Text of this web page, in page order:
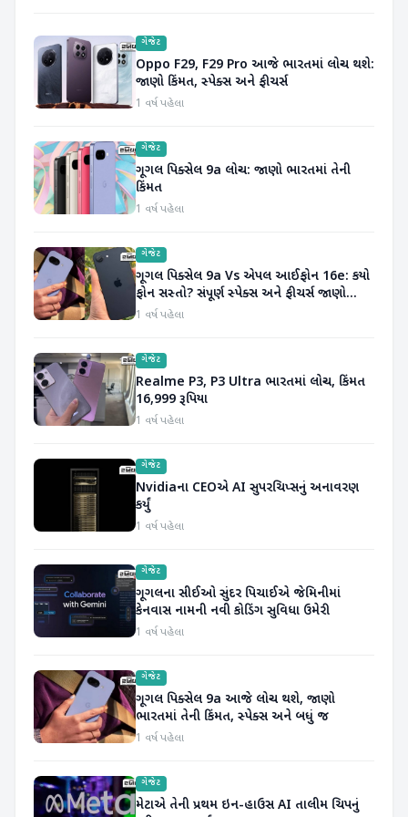
ગેજેટ
Oppo F29, F29 Pro આજે ભારતમાં લોન્ચ થશે:
જાણો કિંમત, સ્પેક્સ અને ફીચર્સ
1 વર્ષ પહેલા
ગેજેટ
ગૂગલ પિક્સેલ 9a લોન્ચ: જાણો ભારતમાં તેની
કિંમત
1 વર્ષ પહેલા
ગેજેટ
ગૂગલ પિક્સેલ 9a Vs એપલ આઈફોન 16e: કયો
ફોન સસ્તો? સંપૂર્ણ સ્પેક્સ અને ફીચર્સ જાણો...
1 વર્ષ પહેલા
ગેજેટ
Realme P3, P3 Ultra ભારતમાં લોન્ચ, કિંમત
16,999 રૂપિયા
1 વર્ષ પહેલા
ગેજેટ
Nvidiaના CEOએ AI સુપરચિપ્સનું અનાવરણ
કર્યું
1 વર્ષ પહેલા
ગેજેટ
ગૂગલના સીઈઓ સુંદર પિચાઈએ જેમિનીમાં
કેનવાસ નામની નવી કોડિંગ સુવિધા ઉમેરી
1 વર્ષ પહેલા
ગેજેટ
ગૂગલ પિક્સેલ 9a આજે લોન્ચ થશે, જાણો
ભારતમાં તેની કિંમત, સ્પેક્સ અને બધું જ
1 વર્ષ પહેલા
ગેજેટ
મેટાએ તેની પ્રથમ ઇન-હાઉસ AI તાલીમ ચિપનું